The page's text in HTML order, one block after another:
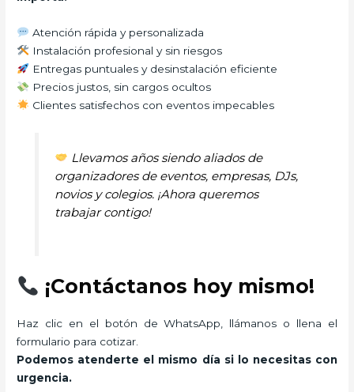
Atención rápida y personalizada
Instalación profesional y sin riesgos
Entregas puntuales y desinstalación eficiente
Precios justos, sin cargos ocultos
Clientes satisfechos con eventos impecables
Llevamos años siendo aliados de
organizadores de eventos, empresas, DJs,
novios y colegios. ¡Ahora queremos
trabajar contigo!
¡Contáctanos hoy mismo!
Haz clic en el botón de WhatsApp, llámanos o llena el
formulario para cotizar.
Podemos atenderte el mismo día si lo necesitas con
urgencia.